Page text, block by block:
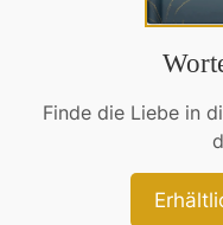
Finde die Liebe in